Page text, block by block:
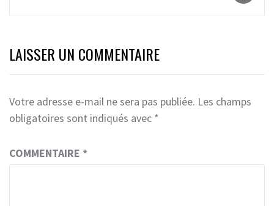
LAISSER UN COMMENTAIRE
Votre adresse e-mail ne sera pas publiée. Les champs
obligatoires sont indiqués avec *
COMMENTAIRE *